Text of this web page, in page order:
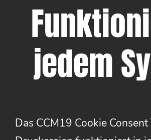
jedem
Das CCM19 Cookie